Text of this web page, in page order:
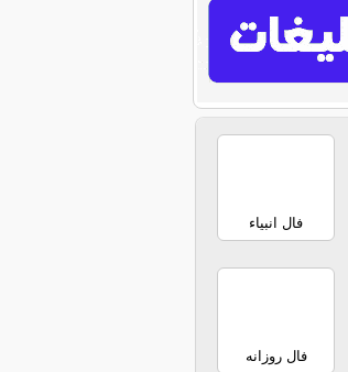
فال انبیاء
فال روزانه